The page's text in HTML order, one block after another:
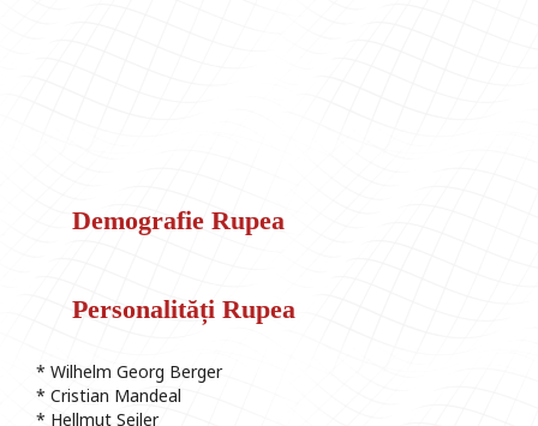
Demografie Rupea
Personalități Rupea
* Wilhelm Georg Berger
* Cristian Mandeal
* Hellmut Seiler